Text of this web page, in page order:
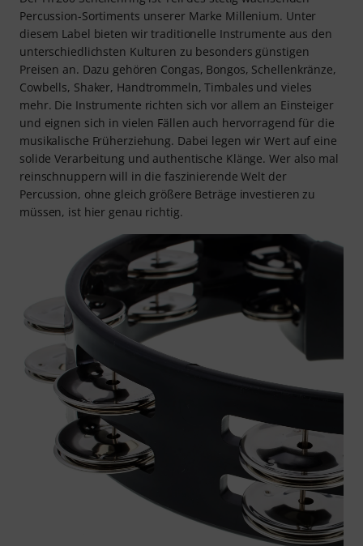
Percussion-Sortiments unserer Marke Millenium. Unter
diesem Label bieten wir traditionelle Instrumente aus den
unterschiedlichsten Kulturen zu besonders günstigen
Preisen an. Dazu gehören Congas, Bongos, Schellenkränze,
Cowbells, Shaker, Handtrommeln, Timbales und vieles
mehr. Die Instrumente richten sich vor allem an Einsteiger
und eignen sich in vielen Fällen auch hervorragend für die
musikalische Früherziehung. Dabei legen wir Wert auf eine
solide Verarbeitung und authentische Klänge. Wer also mal
reinschnuppern will in die faszinierende Welt der
Percussion, ohne gleich größere Beträge investieren zu
müssen, ist hier genau richtig.